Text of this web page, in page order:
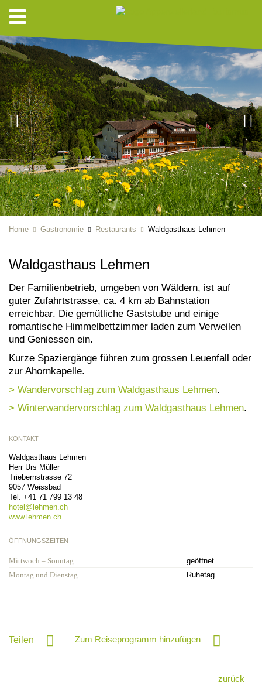
Home Gastronomie Restaurants Waldgasthaus Lehmen
Waldgasthaus Lehmen
Der Familienbetrieb, umgeben von Wäldern, ist auf
guter Zufahrtstrasse, ca. 4 km ab Bahnstation
erreichbar. Die gemütliche Gaststube und einige
romantische Himmelbettzimmer laden zum Verweilen
und Geniessen ein.
Kurze Spaziergänge führen zum grossen Leuenfall oder
zur Ahornkapelle.
> Wandervorschlag zum Waldgasthaus Lehmen
> Winterwandervorschlag zum Waldgasthaus Lehmen.
KONTAKT
Waldgasthaus Lehmen
Herr Urs Müller
Triebernstrasse 72
9057 Weissbad
Tel. +41 71 799 13 48
hotel@ lehmen.ch
www.lehmen.ch
ÖFFNUNGSZEITEN
Mittwoch – Sonntag
geöffnet
Montag und Dienstag
Ruhetag
Teilen Zum Reiseprogramm hinzufügen
zurück